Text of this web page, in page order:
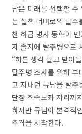
남은 미래를 선택할 수
는 철책 너머로의 탈주
챈 하급 병사 동혁이
지 졸지에 탈주병으로
“허튼 생각 말고 받아
탈주병 조사를 위해
고 지내던 규남을 탈
단장 직속보좌 자리까
하지만 규남이 본격적
추격을 시작한다.